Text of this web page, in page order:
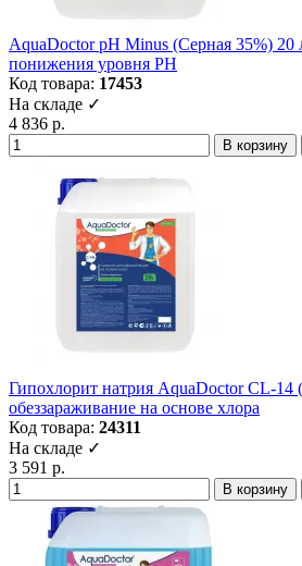
AquaDoctor pH Minus (Серная 35%) 20
понижения уровня РН
Код товара: 17453
На складе ✓
4 836 р.
В корзину
Гипохлорит натрия AquaDoctor CL-14
обеззараживание на основе хлора
Код товара: 24311
На складе ✓
3 591 р.
В корзину